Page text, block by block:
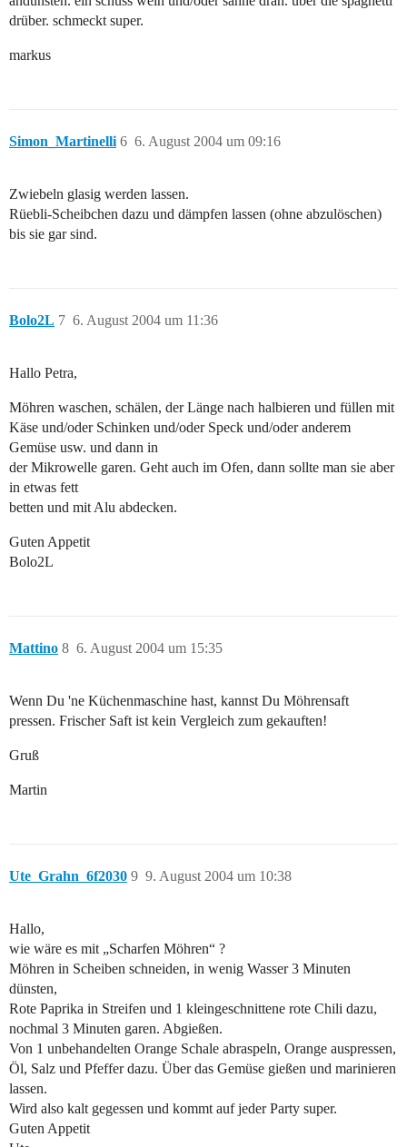
drüber. schmeckt super.
markus
Simon_Martinelli 6. August 2004 um 09:16
6
Zwiebeln glasig werden lassen.
Rüebli-Scheibchen dazu und dämpfen lassen (ohne abzulöschen)
bis sie gar sind.
Bolo2L 6. August 2004 um 11:36
7
Hallo Petra,
Möhren waschen, schälen, der Länge nach halbieren und füllen mit
Käse und/oder Schinken und/oder Speck und/oder anderem
Gemüse usw. und dann in
der Mikrowelle garen. Geht auch im Ofen, dann sollte man sie aber
in etwas fett
betten und mit Alu abdecken.
Guten Appetit
Bolo2L
Mattino 6. August 2004 um 15:35
8
Wenn Du 'ne Küchenmaschine hast, kannst Du Möhrensaft
pressen. Frischer Saft ist kein Vergleich zum gekauften!
Gruß
Martin
Ute_Grahn_6f2030 9. August 2004 um 10:38
9
Hallo,
wie wäre es mit „Scharfen Möhren“ ?
Möhren in Scheiben schneiden, in wenig Wasser 3 Minuten
dünsten,
Rote Paprika in Streifen und 1 kleingeschnittene rote Chili dazu,
nochmal 3 Minuten garen. Abgießen.
Von 1 unbehandelten Orange Schale abraspeln, Orange auspressen,
Öl, Salz und Pfeffer dazu. Über das Gemüse gießen und marinieren
lassen.
Wird also kalt gegessen und kommt auf jeder Party super.
Guten Appetit